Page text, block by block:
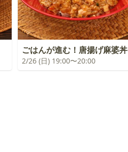
ごはんが進む！唐揚げ麻婆丼
2/26 (日) 19:00〜20:00